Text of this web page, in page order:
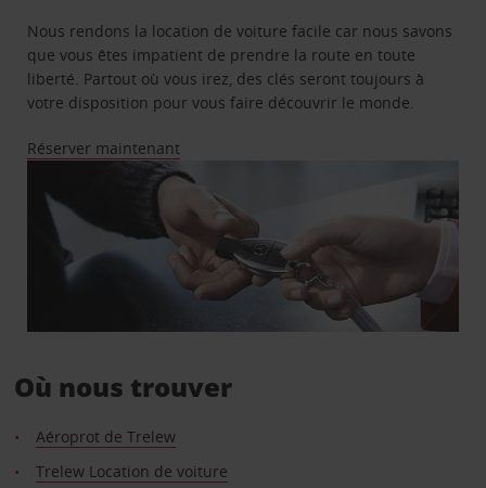
Nous rendons la location de voiture facile car nous savons
que vous êtes impatient de prendre la route en toute
liberté. Partout où vous irez, des clés seront toujours à
votre disposition pour vous faire découvrir le monde.
Réserver maintenant
Où nous trouver
Aéroprot de Trelew
Trelew Location de voiture